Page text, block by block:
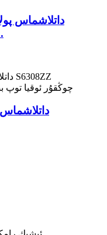
داتلاشماس